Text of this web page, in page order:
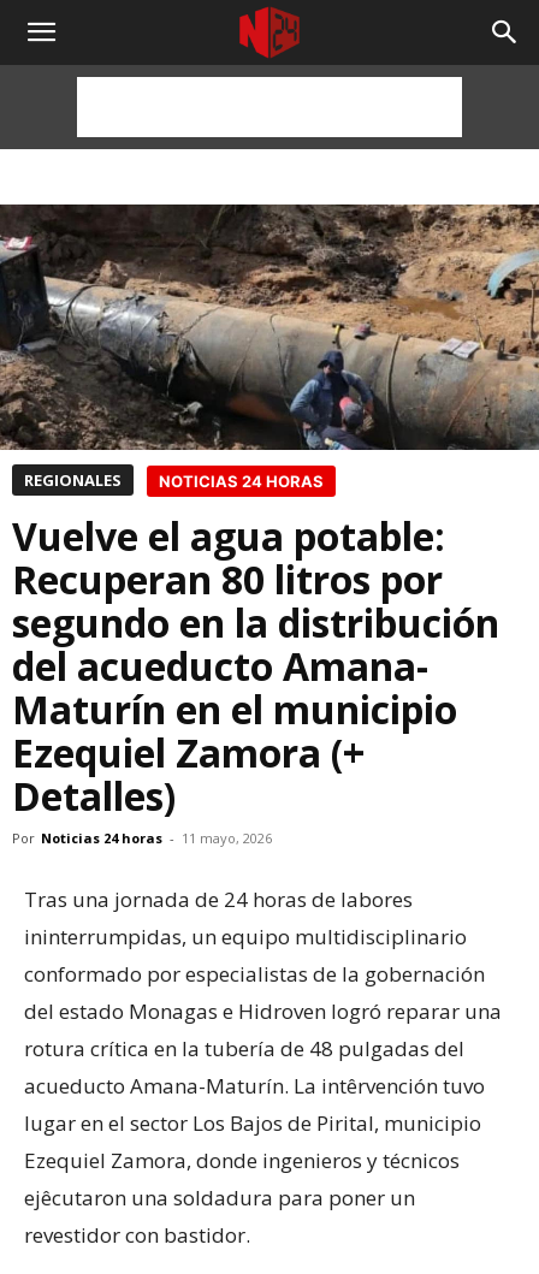
NOTICIAS
HORAS
REGIONALES NOTICIAS 24 HORAS
Vuelve el agua potable:
Recuperan 80 litros por
segundo en la distribución
del acueducto Amana-
Maturín en el municipio
Ezequiel Zamora (+
Detalles)
Por Noticias 24 horas - 11 mayo, 2026
Tras una jornada de 24 horas de labores
ininterrumpidas, un equipo multidisciplinario
conformado por especialistas de la gobernación
del estado Monagas e Hidroven logró reparar una
rotura crítica en la tubería de 48 pulgadas del
acueducto Amana-Maturín. La intêrvención tuvo
lugar en el sector Los Bajos de Pirital, municipio
Ezequiel Zamora, donde ingenieros y técnicos
ejêcutaron una soldadura para poner un
revestidor con bastidor.